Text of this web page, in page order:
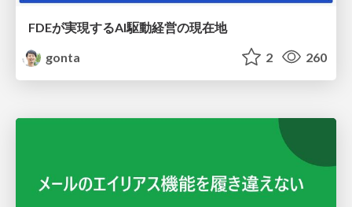
FDEが実現するAI駆動経営の現在地
gonta
2 260